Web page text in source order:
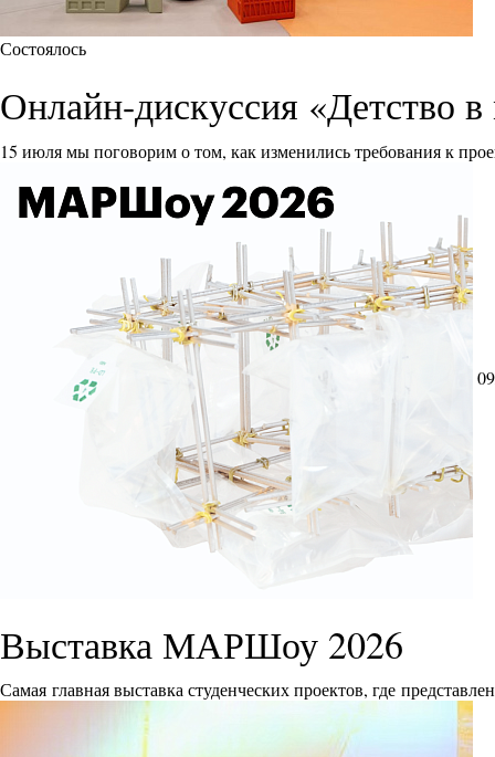
Состоялось
Онлайн-дискуссия «Детство
15 июля мы поговорим о том, как изменились требования к
Выставка МАРШоу 2026
Самая главная выставка студенческих проектов, где